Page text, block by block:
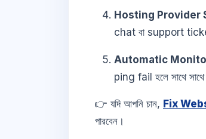
Hosting Provider
chat বা support
Automatic
ping fail হলে সাথে
👉 যদি আপনি চান, Fix
পারবেন।